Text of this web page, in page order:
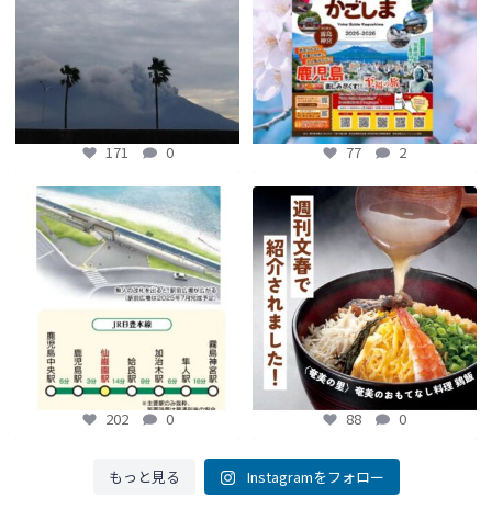
171 0
77 2
77 2
【鹿児島観光トピックス】〜鹿児島中
央駅から約8分!! 「仙巌園駅」誕生〜
...
202 0
202 0
【fromよかガイド】～かごかご . jpか
らのお知らせ ～
...
88 0
88 0
もっと見る Instagramをフォロー